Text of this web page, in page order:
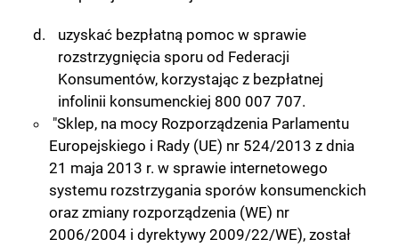
uzyskać bezpłatną pomoc w sprawie
rozstrzygnięcia sporu od Federacji
Konsumentów, korzystając z bezpłatnej
infolinii konsumenckiej 800 007 707.
"Sklep, na mocy Rozporządzenia Parlamentu
Europejskiego i Rady (UE) nr 524/2013 z dnia
21 maja 2013 r. w sprawie internetowego
systemu rozstrzygania sporów konsumenckich
oraz zmiany rozporządzenia (WE) nr
2006/2004 i dyrektywy 2009/22/WE), został